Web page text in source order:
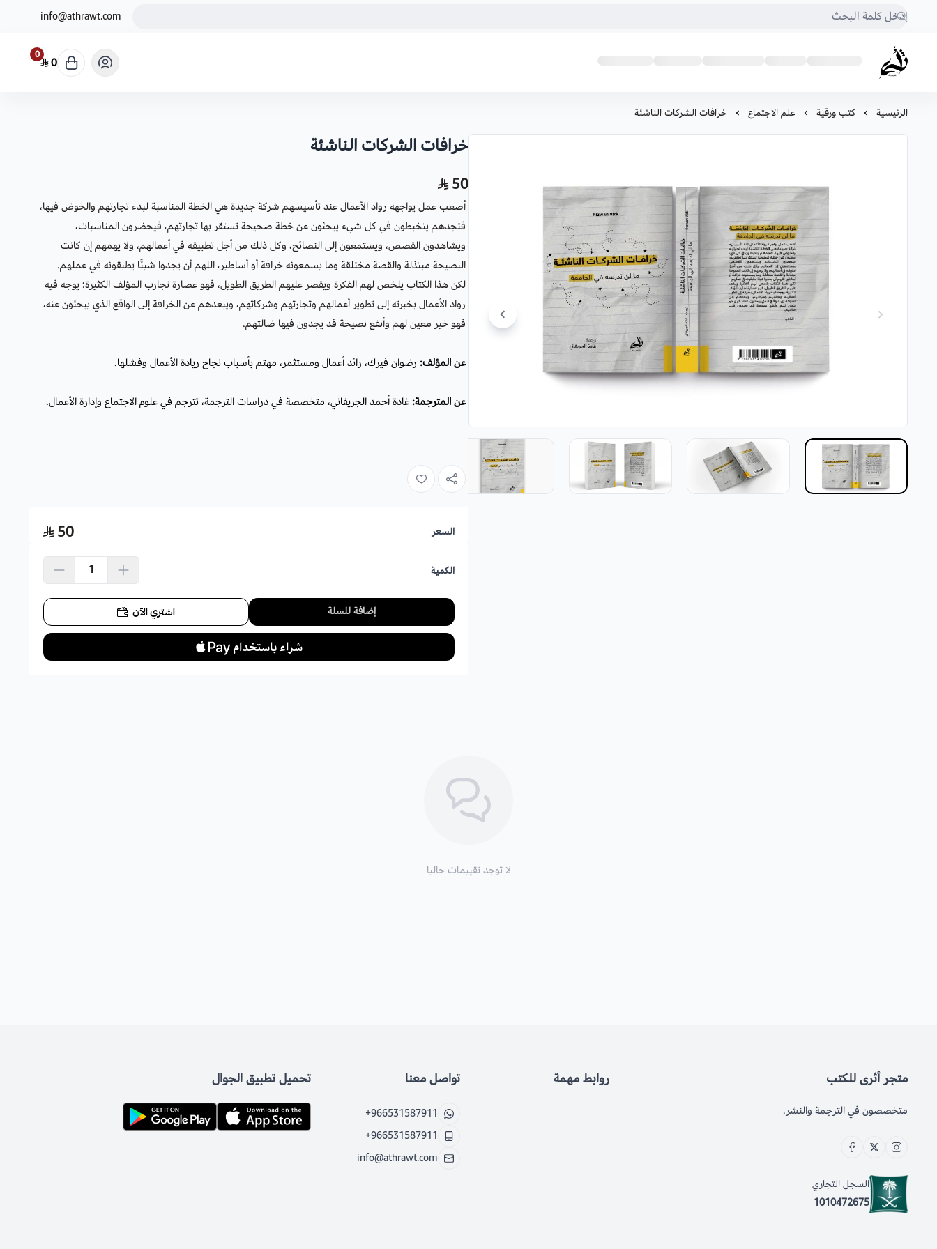
info@athrawt.com
متجر أثرى للكتب
0
0
الرئيسية كتب ورقية علم الاجتماع خرافات الشركات الناشئة
خرافات الشركات الناشئة
50
أصعب عمل يواجهه رواد الأعمال عند تأسيسهم شركة جديدة هي الخطة المناسبة لبدء تجارتهم والخوض فيها،
فتجدهم يتخبطون في كل شيء يبحثون عن خطة صحيحة تستقر بها تجارتهم، فيحضرون المناسبات،
ويشاهدون القصص، ويستمعون إلى النصائح، وكل ذلك من أجل تطبيقه في أعمالهم، ولا يهمهم إن كانت
النصيحة مبتذلة والقصة مختلقة وما يسمعونه خرافة أو أساطير، اللهم أن يجدوا شيئًا يطبقونه في عملهم.
لكن هذا الكتاب يلخص لهم الفكرة ويقصر عليهم الطريق الطويل، فهو عصارة تجارب المؤلف الكثيرة؛ يوجه فيه
رواد الأعمال بخبرته إلى تطوير أعمالهم وتجارتهم وشركاتهم، ويبعدهم عن الخرافة إلى الواقع الذي يبحثون عنه،
فهو خير معين لهم وأنفع نصيحة قد يجدون فيها ضالتهم.
عن المؤلف: رضوان فيرك، رائد أعمال ومستثمر، مهتم بأسباب نجاح ريادة الأعمال وفشلها.
عن المترجمة:غادة أحمد الجريفاني، متخصصة في دراسات الترجمة، تترجم في علوم الاجتماع وإدارة الأعمال.
السعر 50
الكمية
إضافة للسلة اشتري الآن
لا توجد تقييمات حاليا
متجر أثرى للكتب
متخصصون في الترجمة والنشر.
السجل التجاري
1010472675
روابط مهمة تواصل معنا
+966531587911
+966531587911
info@athrawt.com
تحميل تطبيق الجوال